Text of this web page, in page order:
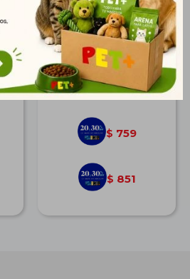
Bandeja Sanitaria
Redonda Azul
$ 1.051
$ 759
$ 851